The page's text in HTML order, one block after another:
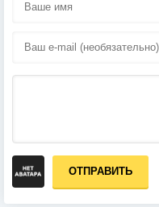
ОТПРАВИТЬ